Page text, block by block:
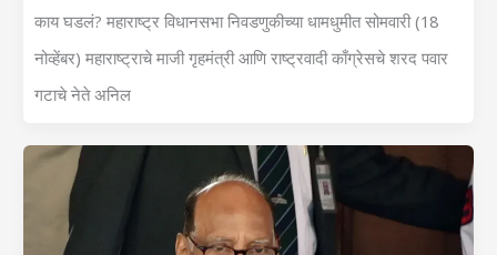
काय घडलं? महाराष्ट्र विधानसभा निवडणुकीच्या धामधुमीत सोमवारी (18
नोव्हेंबर) महाराष्ट्राचे माजी गृहमंत्री आणि राष्ट्रवादी काँग्रेसचे शरद पवार
गटाचे नेते अनिल